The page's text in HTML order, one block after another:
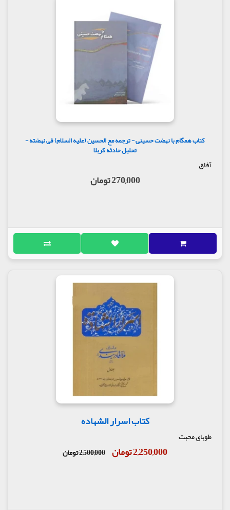
کتاب همگام با نهضت حسینی - ترجمه مع الحسین (علیه السلام) فی نهضته -
تحلیل حادثه کربلا
آفاق
270,000 تومان
کتاب اسرار الشهاده
طوبای محبت
2,250,000 تومان 2,500,000 تومان